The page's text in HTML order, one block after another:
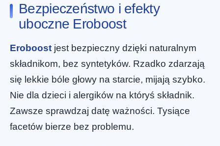
Bezpieczeństwo i efekty
uboczne Eroboost
Eroboost jest bezpieczny dzięki naturalnym
składnikom, bez syntetyków. Rzadko zdarzają
się lekkie bóle głowy na starcie, mijają szybko.
Nie dla dzieci i alergików na któryś składnik.
Zawsze sprawdzaj datę ważności. Tysiące
facetów bierze bez problemu.